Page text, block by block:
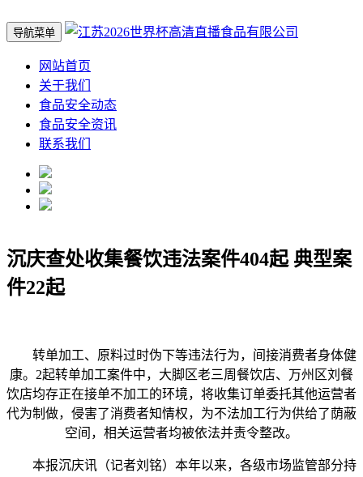
导航菜单
网站首页
关于我们
食品安全动态
食品安全资讯
联系我们
沉庆查处收集餐饮违法案件404起 典型案
件22起
转单加工、原料过时伪下等违法行为，间接消费者身体健
康。2起转单加工案件中，大脚区老三周餐饮店、万州区刘餐
饮店均存正在接单不加工的环境，将收集订单委托其他运营者
代为制做，侵害了消费者知情权，为不法加工行为供给了荫蔽
空间，相关运营者均被依法并责令整改。
本报沉庆讯（记者刘铭）本年以来，各级市场监管部分持